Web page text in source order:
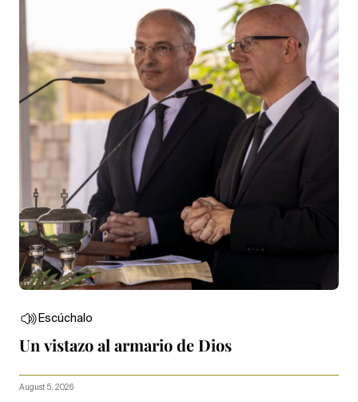
Escúchalo
Un vistazo al armario de Dios
August 5, 2026